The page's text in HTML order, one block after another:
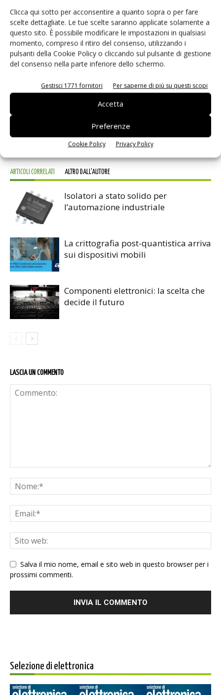
Clicca qui sotto per acconsentire a quanto sopra o per fare
scelte dettagliate. Le tue scelte saranno applicate solamente a
questo sito. È possibile modificare le impostazioni in qualsiasi
momento, compreso il ritiro del consenso, utilizzando i
pulsanti della Cookie Policy o cliccando sul pulsante di gestione
del consenso nella parte inferiore dello schermo.
Gestisci 1771 fornitori Per saperne di più su questi scopi
Accetta
Preferenze
Cookie Policy Privacy Policy
simulazione termica della soluzione che comprende il
Mosfet, in modo da verificare le caratteristiche termiche
del progetto finale. Anche in questo caso, quando il
progetto è completato, viene generato un rapporto che
raccoglie tutte le informazioni utili.
ARTICOLI CORRELATI ALTRO DALL'AUTORE
Isolatori a stato solido per
l’automazione industriale
La crittografia post-quantistica arriva
sui dispositivi mobili
Componenti elettronici: la scelta che
decide il futuro
LASCIA UN COMMENTO
Salva il mio nome, email e sito web in questo browser per i
prossimi commenti.
Selezione di elettronica